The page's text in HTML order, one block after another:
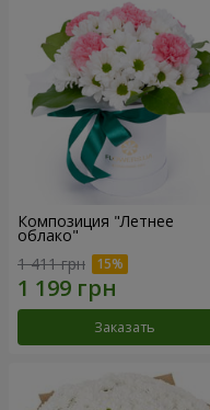
Композиция "Летнее
облако"
1 411 грн
Заказать